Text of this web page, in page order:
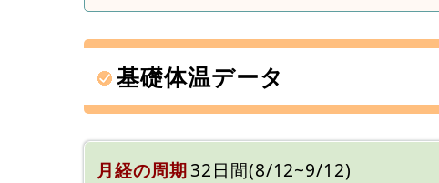
基礎体温データ
月経の周期32日間(8/12~9/12)